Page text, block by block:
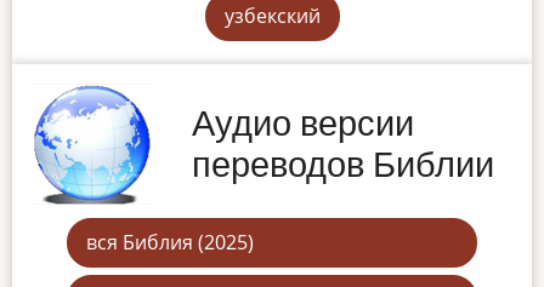
узбекский
Аудио версии
переводов Библии
вся Библия (2025)